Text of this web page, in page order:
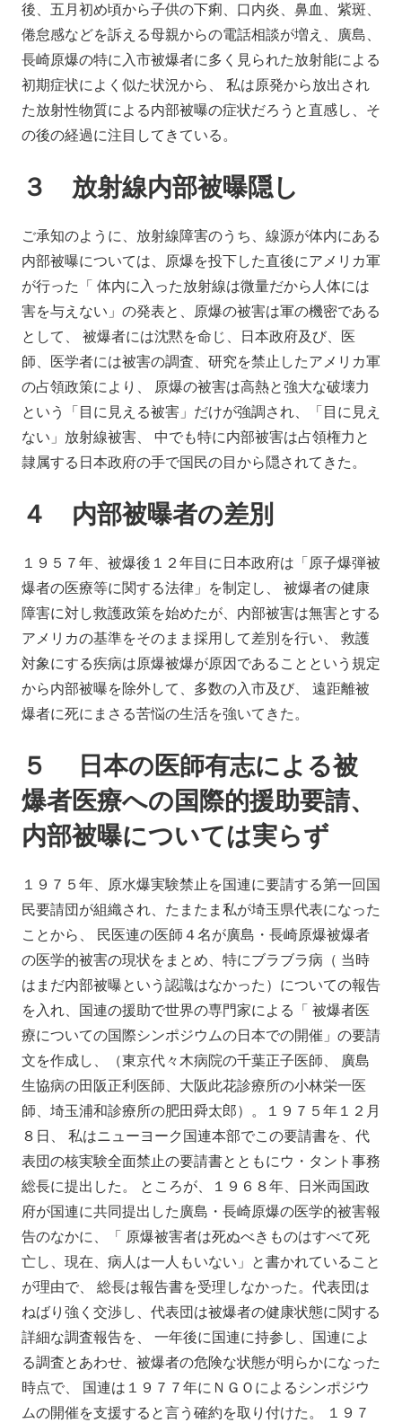
後、五月初め頃から子供の下痢、口内炎、鼻血、紫斑、
倦怠感などを訴える母親からの電話相談が増え、廣島、
長崎原爆の特に入市被爆者に多く見られた放射能による
初期症状によく似た状況から、 私は原発から放出され
た放射性物質による内部被曝の症状だろうと直感し、そ
の後の経過に注目してきている。
３ 放射線内部被曝隠し
ご承知のように、放射線障害のうち、線源が体内にある
内部被曝については、原爆を投下した直後にアメリカ軍
が行った「 体内に入った放射線は微量だから人体には
害を与えない」の発表と、原爆の被害は軍の機密である
として、 被爆者には沈黙を命じ、日本政府及び、医
師、医学者には被害の調査、研究を禁止したアメリカ軍
の占領政策により、 原爆の被害は高熱と強大な破壊力
という「目に見える被害」だけが強調され、「目に見え
ない」放射線被害、 中でも特に内部被害は占領権力と
隷属する日本政府の手で国民の目から隠されてきた。
４ 内部被曝者の差別
１９５７年、被爆後１２年目に日本政府は「原子爆弾被
爆者の医療等に関する法律」を制定し、 被爆者の健康
障害に対し救護政策を始めたが、内部被害は無害とする
アメリカの基準をそのまま採用して差別を行い、 救護
対象にする疾病は原爆被爆が原因であることという規定
から内部被曝を除外して、多数の入市及び、 遠距離被
爆者に死にまさる苦悩の生活を強いてきた。
５ 日本の医師有志による被
爆者医療への国際的援助要請、
内部被曝については実らず
１９７５年、原水爆実験禁止を国連に要請する第一回国
民要請団が組織され、たまたま私が埼玉県代表になった
ことから、 民医連の医師４名が廣島・長崎原爆被爆者
の医学的被害の現状をまとめ、特にブラブラ病（ 当時
はまだ内部被曝という認識はなかった）についての報告
を入れ、国連の援助で世界の専門家による「 被爆者医
療についての国際シンポジウムの日本での開催」の要請
文を作成し、（東京代々木病院の千葉正子医師、 廣島
生協病の田阪正利医師、大阪此花診療所の小林栄一医
師、埼玉浦和診療所の肥田舜太郎）。１９７５年１２月
８日、 私はニューヨーク国連本部でこの要請書を、代
表団の核実験全面禁止の要請書とともにウ・タント事務
総長に提出した。 ところが、１９６８年、日米両国政
府が国連に共同提出した廣島・長崎原爆の医学的被害報
告のなかに、「 原爆被害者は死ぬべきものはすべて死
亡し、現在、病人は一人もいない」と書かれていること
が理由で、 総長は報告書を受理しなかった。代表団は
ねばり強く交渉し、代表団は被爆者の健康状態に関する
詳細な調査報告を、 一年後に国連に持参し、国連によ
る調査とあわせ、被爆者の危険な状態が明らかになった
時点で、 国連は１９７７年にＮＧＯによるシンポジウ
ムの開催を支援すると言う確約を取り付けた。 １９７